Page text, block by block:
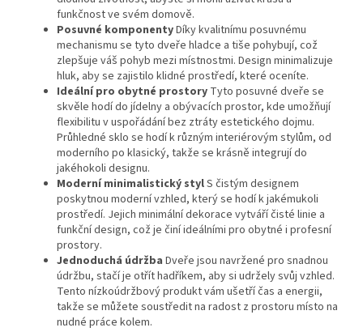
funkčnost ve svém domově.
Posuvné komponentyDíky kvalitnímu posuvnému
mechanismu se tyto dveře hladce a tiše pohybují, což
zlepšuje váš pohyb mezi místnostmi. Design minimalizuje
hluk, aby se zajistilo klidné prostředí, které oceníte.
Ideální pro obytné prostory Tyto posuvné dveře se
skvěle hodí do jídelny a obývacích prostor, kde umožňují
flexibilitu v uspořádání bez ztráty estetického dojmu.
Průhledné sklo se hodí k různým interiérovým stylům, od
moderního po klasický, takže se krásně integrují do
jakéhokoli designu.
Moderní minimalistický stylS čistým designem
poskytnou moderní vzhled, který se hodí k jakémukoli
prostředí. Jejich minimální dekorace vytváří čisté linie a
funkční design, což je činí ideálními pro obytné i profesní
prostory.
Jednoduchá údržba Dveře jsou navržené pro snadnou
údržbu, stačí je otřít hadříkem, aby si udržely svůj vzhled.
Tento nízkoúdržbový produkt vám ušetří čas a energii,
takže se můžete soustředit na radost z prostoru místo na
nudné práce kolem.